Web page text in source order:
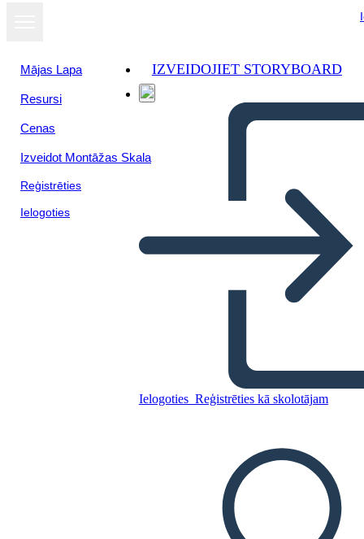
Mājas Lapa
Resursi
Cenas
Izveidot Montāžas Skala
Reģistrēties
Ielogoties
IZVEIDOJIET STORYBOARD
Ielogoties Reģistrēties kā skolotājam
Līnijas Diagramma 2